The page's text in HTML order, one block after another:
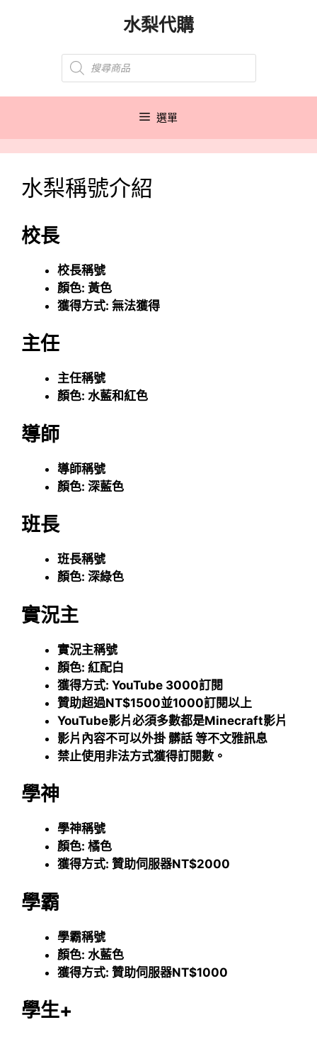
容
水梨代購
Products
search
選單
水梨稱號介紹
校長
校長稱號
顏色: 黃色
獲得方式: 無法獲得
主任
主任稱號
顏色: 水藍和紅色
導師
導師稱號
顏色: 深藍色
班長
班長稱號
顏色: 深綠色
實況主
實況主稱號
顏色: 紅配白
獲得方式: YouTube 3000訂閱
贊助超過NT$1500並1000訂閱以上
YouTube影片必須多數都是Minecraft影片
影片內容不可以外掛 髒話 等不文雅訊息
禁止使用非法方式獲得訂閱數。
學神
學神稱號
顏色: 橘色
獲得方式: 贊助伺服器NT$2000
學霸
學霸稱號
顏色: 水藍色
獲得方式: 贊助伺服器NT$1000
學生+